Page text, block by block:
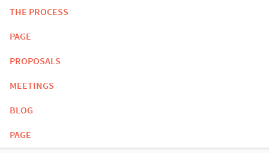
THE PROCESS
PAGE
PROPOSALS
MEETINGS
BLOG
PAGE